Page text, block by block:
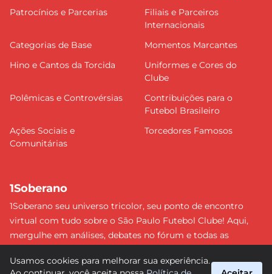
Patrocínios e Parcerias
Filiais e Parceiros
Internacionais
Categorias de Base
Momentos Marcantes
Hino e Cantos da Torcida
Uniformes e Cores do
Clube
Polêmicas e Controvérsias
Contribuições para o
Futebol Brasileiro
Ações Sociais e
Comunitárias
Torcedores Famosos
1Soberano
1Soberano seu universo tricolor, seu ponto de encontro
virtual com tudo sobre o São Paulo Futebol Clube! Aqui,
mergulhe em análises, debates no fórum e todas as
detalhe e faça parte dessa comunidade apaixonada pelo
Usamos cookies para melhorar sua experiência.